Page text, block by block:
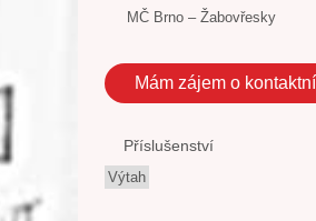
MČ Brno – Žabovřesky
Mám zájem o
Příslušenství
Výtah